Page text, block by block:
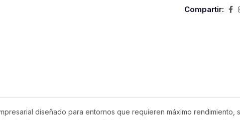
Compartir:
diseñado para entornos que requieren máximo